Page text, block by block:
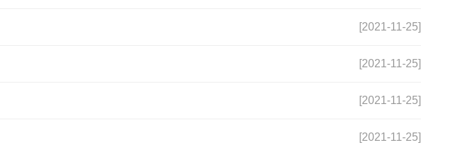
[2021-11-25]
[2021-11-25]
[2021-11-25]
[2021-11-25]